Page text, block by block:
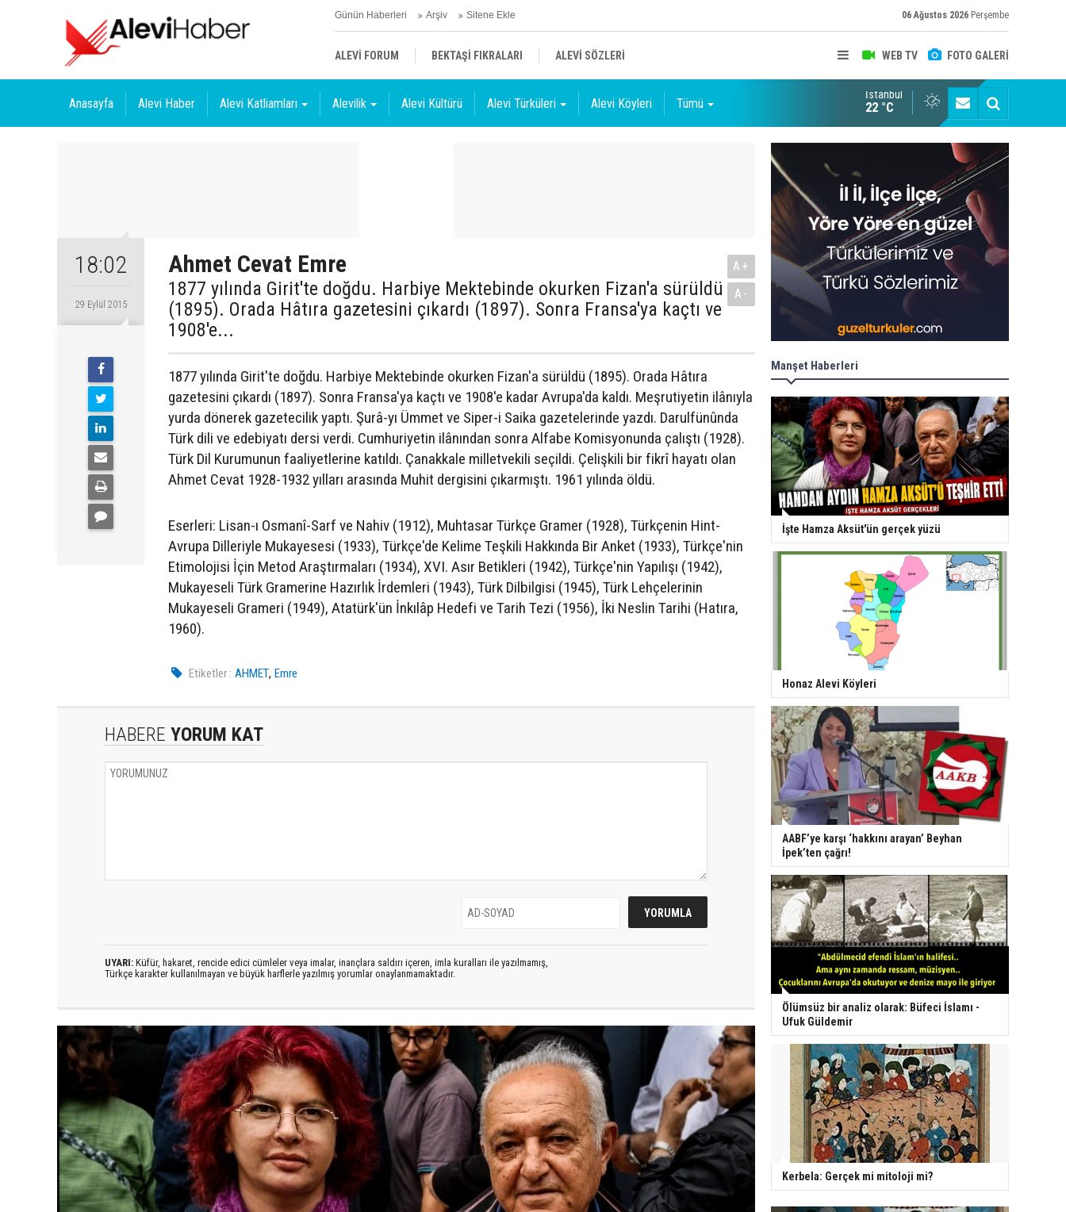
Günün Haberleri Arşiv Sitene Ekle 06 Ağustos 2026 Perşembe
WEB TV FOTO GALERİ
ALEVİ FORUM BEKTAŞİ FIKRALARI ALEVİ SÖZLERİ
Anasayfa Alevi Haber Alevi Katliamları Alevilik Alevi Kültürü Alevi Türküleri Alevi Köyleri Tümü
İstanbul
22 °C
18:02
29 Eylül 2015
Ahmet Cevat Emre
1877 yılında Girit'te doğdu. Harbiye Mektebinde okurken Fizan'a sürüldü
(1895). Orada Hâtıra gazetesini çıkardı (1897). Sonra Fransa'ya kaçtı ve
1908'e...
A+
A-
1877 yılında Girit'te doğdu. Harbiye Mektebinde okurken Fizan'a sürüldü (1895). Orada Hâtıra
gazetesini çıkardı (1897). Sonra Fransa'ya kaçtı ve 1908'e kadar Avrupa'da kaldı. Meşrutiyetin ilânıyla
yurda dönerek gazetecilik yaptı. Şurâ-yı Ümmet ve Siper-i Saika gazetelerinde yazdı. Darulfünûnda
Türk dili ve edebiyatı dersi verdi. Cumhuriyetin ilânından sonra Alfabe Komisyonunda çalıştı (1928).
Türk Dil Kurumunun faaliyetlerine katıldı. Çanakkale milletvekili seçildi. Çelişkili bir fikrî hayatı olan
Ahmet Cevat 1928-1932 yılları arasında Muhit dergisini çıkarmıştı. 1961 yılında öldü.
Eserleri: Lisan-ı Osmanî-Sarf ve Nahiv (1912), Muhtasar Türkçe Gramer (1928), Türkçenin Hint-
Avrupa Dilleriyle Mukayesesi (1933), Türkçe'de Kelime Teşkili Hakkında Bir Anket (1933), Türkçe'nin
Etimolojisi İçin Metod Araştırmaları (1934), XVI. Asır Betikleri (1942), Türkçe'nin Yapılışı (1942),
Mukayeseli Türk Gramerine Hazırlık İrdemleri (1943), Türk Dilbilgisi (1945), Türk Lehçelerinin
Mukayeseli Grameri (1949), Atatürk'ün İnkılâp Hedefi ve Tarih Tezi (1956), İki Neslin Tarihi (Hatıra,
1960).
Etiketler : AHMET,Emre
HABERE YORUM KAT
UYARI: Küfür, hakaret, rencide edici cümleler veya imalar, inançlara saldırı içeren, imla kuralları ile yazılmamış,
Türkçe karakter kullanılmayan ve büyük harflerle yazılmış yorumlar onaylanmamaktadır.
Manşet Haberleri
İşte Hamza Aksüt'ün gerçek yüzü
Honaz Alevi Köyleri
AABF’ye karşı ‘hakkını arayan’ Beyhan
İpek’ten çağrı!
Ölümsüz bir analiz olarak: Büfeci İslamı -
Ufuk Güldemir
Kerbela: Gerçek mi mitoloji mi?